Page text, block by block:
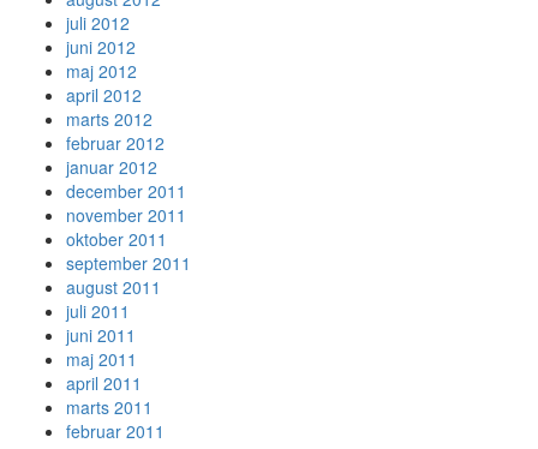
juli 2012
juni 2012
maj 2012
april 2012
marts 2012
februar 2012
januar 2012
december 2011
november 2011
oktober 2011
september 2011
august 2011
juli 2011
juni 2011
maj 2011
april 2011
marts 2011
februar 2011